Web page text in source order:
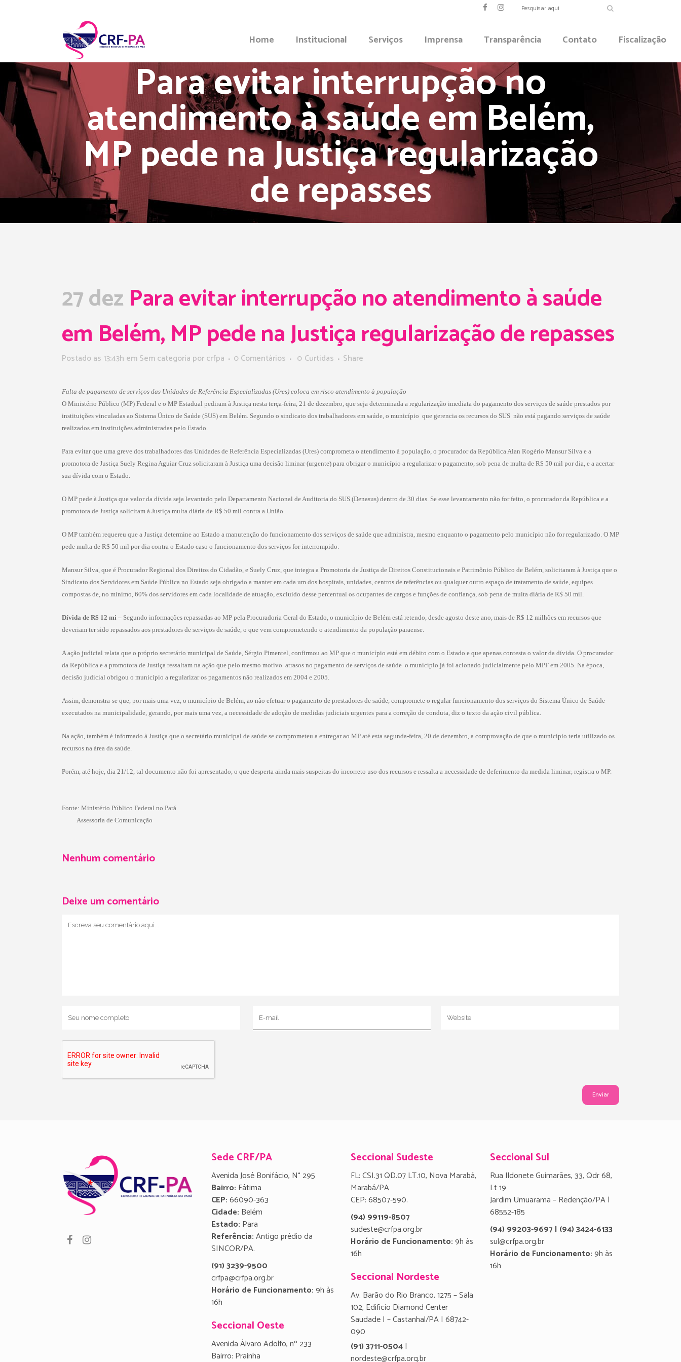
Home Institucional Serviços Imprensa Transparência Contato Fiscalização
Para evitar interrupção no
atendimento à saúde em Belém,
MP pede na Justiça regularização
de repasses
27 dez Para evitar interrupção no atendimento à saúde
em Belém, MP pede na Justiça regularização de repasses
Postado as 13:43h em Sem categoria porcrfpa 0 Comentários 0 Curtidas Share
Falta de pagamento de serviços das Unidades de Referência Especializadas (Ures) coloca em risco atendimento à população
O Ministério Público (MP) Federal e o MP Estadual pediram à Justiça nesta terça-feira, 21 de dezembro, que seja determinada a regularização imediata do pagamento dos serviços de saúde prestados por
instituições vinculadas ao Sistema Único de Saúde (SUS) em Belém. Segundo o sindicato dos trabalhadores em saúde, o município  que gerencia os recursos do SUS  não está pagando serviços de saúde
realizados em instituições administradas pelo Estado.
Para evitar que uma greve dos trabalhadores das Unidades de Referência Especializadas (Ures) comprometa o atendimento à população, o procurador da República Alan Rogério Mansur Silva e a
promotora de Justiça Suely Regina Aguiar Cruz solicitaram à Justiça uma decisão liminar (urgente) para obrigar o município a regularizar o pagamento, sob pena de multa de R$ 50 mil por dia, e a acertar
sua dívida com o Estado.
O MP pede à Justiça que valor da dívida seja levantado pelo Departamento Nacional de Auditoria do SUS (Denasus) dentro de 30 dias. Se esse levantamento não for feito, o procurador da República e a
promotora de Justiça solicitam à Justiça multa diária de R$ 50 mil contra a União.
O MP também requereu que a Justiça determine ao Estado a manutenção do funcionamento dos serviços de saúde que administra, mesmo enquanto o pagamento pelo município não for regularizado. O MP
pede multa de R$ 50 mil por dia contra o Estado caso o funcionamento dos serviços for interrompido.
Mansur Silva, que é Procurador Regional dos Direitos do Cidadão, e Suely Cruz, que integra a Promotoria de Justiça de Direitos Constitucionais e Patrimônio Público de Belém, solicitaram à Justiça que o
Sindicato dos Servidores em Saúde Pública no Estado seja obrigado a manter em cada um dos hospitais, unidades, centros de referências ou qualquer outro espaço de tratamento de saúde, equipes
compostas de, no mínimo, 60% dos servidores em cada localidade de atuação, excluído desse percentual os ocupantes de cargos e funções de confiança, sob pena de multa diária de R$ 50 mil.
Dívida de R$ 12 mi – Segundo informações repassadas ao MP pela Procuradoria Geral do Estado, o município de Belém está retendo, desde agosto deste ano, mais de R$ 12 milhões em recursos que
deveriam ter sido repassados aos prestadores de serviços de saúde, o que vem comprometendo o atendimento da população paraense.
A ação judicial relata que o próprio secretário municipal de Saúde, Sérgio Pimentel, confirmou ao MP que o município está em débito com o Estado e que apenas contesta o valor da dívida. O procurador
da República e a promotora de Justiça ressaltam na ação que pelo mesmo motivo  atrasos no pagamento de serviços de saúde  o município já foi acionado judicialmente pelo MPF em 2005. Na época,
decisão judicial obrigou o município a regularizar os pagamentos não realizados em 2004 e 2005.
Assim, demonstra-se que, por mais uma vez, o município de Belém, ao não efetuar o pagamento de prestadores de saúde, compromete o regular funcionamento dos serviços do Sistema Único de Saúde
executados na municipalidade, gerando, por mais uma vez, a necessidade de adoção de medidas judiciais urgentes para a correção de conduta, diz o texto da ação civil pública.
Na ação, também é informado à Justiça que o secretário municipal de saúde se comprometeu a entregar ao MP até esta segunda-feira, 20 de dezembro, a comprovação de que o município teria utilizado os
recursos na área da saúde.
Porém, até hoje, dia 21/12, tal documento não foi apresentado, o que desperta ainda mais suspeitas do incorreto uso dos recursos e ressalta a necessidade de deferimento da medida liminar, registra o MP.
Fonte: Ministério Público Federal no Pará
Assessoria de Comunicação
Nenhum comentário
Deixe um comentário
Sede CRF/PA
Avenida José Bonifácio, N° 295
Bairro: Fátima
CEP:66090-363
Cidade: Belém
Estado: Para
Referência:Antigo prédio da
SINCOR/PA.
(91) 3239-9500
crfpa@crfpa.org.br
Horário de Funcionamento:9h às
16h
Seccional Oeste
Avenida Álvaro Adolfo, nº 233
Bairro: Prainha
Seccional Sudeste
FL: CSI.31 QD.07 LT.10, Nova Marabá,
Marabá/PA
CEP: 68507-590.
(94) 99119-8507
sudeste@crfpa.org.br
Horário de Funcionamento:9h às
16h
Seccional Nordeste
Av. Barão do Rio Branco, 1275 – Sala
102, Edifício Diamond Center
Saudade I – Castanhal/PA | 68742-
090
(91) 3711-0504|
nordeste@crfpa.org.br
Seccional Sul
Rua Ildonete Guimarães, 33, Qdr 68,
Lt 19
Jardim Umuarama – Redenção/PA |
68552-185
(94) 99203-9697 | (94) 3424-6133
sul@crfpa.org.br
Horário de Funcionamento:9h às
16h